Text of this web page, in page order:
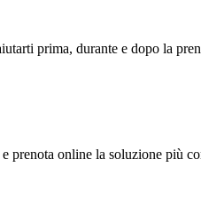
prima, durante e dopo la
online la soluzione più